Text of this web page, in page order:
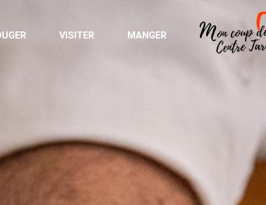
VISITER MANGER